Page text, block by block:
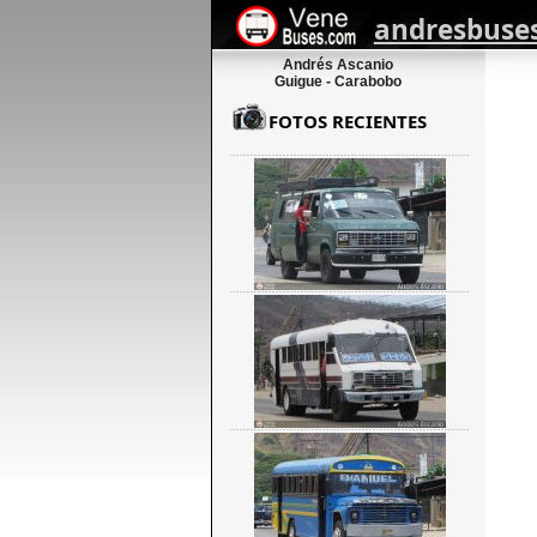
Andrés Ascanio
Guigue - Carabobo
FOTOS RECIENTES